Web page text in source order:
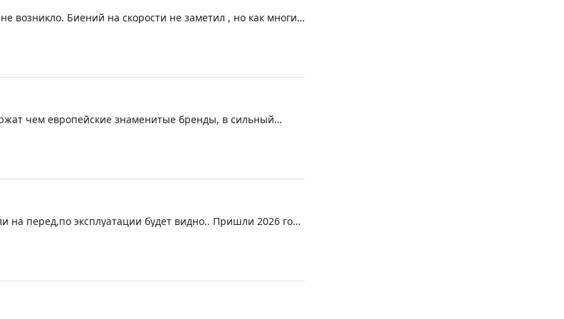
Биений на скорости не заметил , но как многие
чем европейские знаменитые бренды, в сильный
перед,по эксплуатации будет видно.. Пришли 2026 года